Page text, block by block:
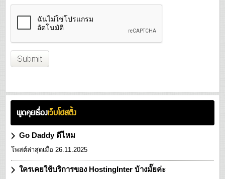
พูดคุยเรื่องเว็บโฮสติ้ง
Go Daddy ดีไหม
โพสต์ล่าสุดเมื่อ 26.11.2025
ใครเคยใช้บริการของ HostingInter บ้างมั๊ยค่ะ